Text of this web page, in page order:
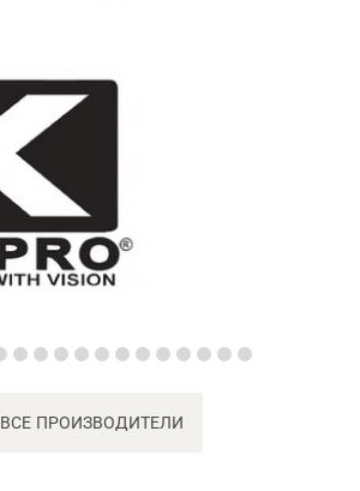
ВСЕ ПРОИЗВОДИТЕЛИ